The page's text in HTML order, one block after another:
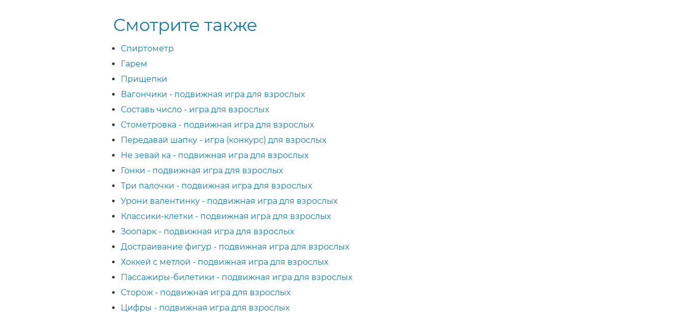
Смотрите также
Спиртометр
Гарем
Прищепки
Вагончики - подвижная игра для взрослых
Составь число - игра для взрослых
Стометровка - подвижная игра для взрослых
Передавай шапку - игра (конкурс) для взрослых
Не зевай ка - подвижная игра для взрослых
Гонки - подвижная игра для взрослых
Три палочки - подвижная игра для взрослых
Урони валентинку - подвижная игра для взрослых
Классики-клетки - подвижная игра для взрослых
Зоопарк - подвижная игра для взрослых
Достраивание фигур - подвижная игра для взрослых
Хоккей с метлой - подвижная игра для взрослых
Пассажиры-билетики - подвижная игра для взрослых
Сторож - подвижная игра для взрослых
Цифры - подвижная игра для взрослых